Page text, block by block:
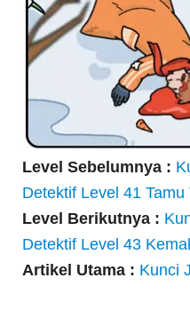
Level Sebelumnya :
Detektif Level 41 Tamu
Level Berikutnya :
Detektif Level 43
Artikel Utama : Kunci